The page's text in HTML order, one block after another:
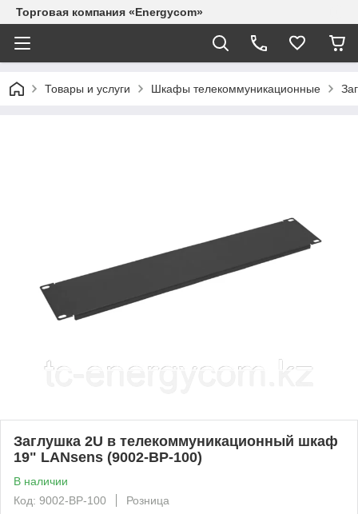
Торговая компания «Energycom»
Товары и услуги Шкафы телекоммуникационные
Заглушка 2U в телекоммуникационный шкаф
19" LANsens (9002-BP-100)
В наличии
Код: 9002-BP-100
Розница